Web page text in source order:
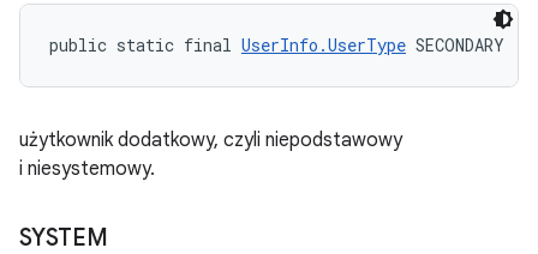
public static final UserInfo.UserType SECONDARY
użytkownik dodatkowy, czyli niepodstawowy
i niesystemowy.
SYSTEM